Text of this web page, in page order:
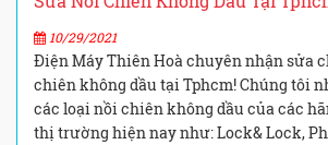
10/29/2021
Điện Máy Thiên Hoà chuyên nhận sửa
chiên không dầu tại Tphcm! Chúng tôi
các loại nồi chiên không dầu của các
thị trường hiện nay như: Lock& Lock,